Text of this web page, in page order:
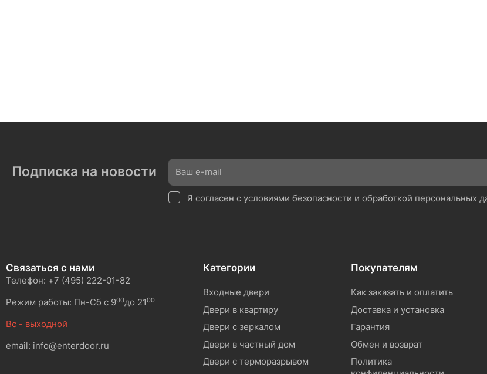
Подписка на новости
Я согласен с условиями безопасности и обработкой персональных
Связаться с нами
Телефон: +7 (495) 222-01-82
Режим работы: Пн-Сб с 900до 21 00
Вс - выходной
email: info@enterdoor.ru
Категории
Входные двери
Двери в квартиру
Двери с зеркалом
Двери в частный дом
Двери с терморазрывом
Покупателям
Как заказать и оплатить
Доставка и установка
Гарантия
Обмен и возврат
Политика